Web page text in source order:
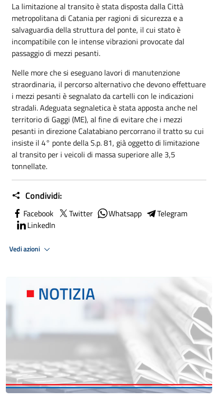
La limitazione al transito è stata disposta dalla Città
metropolitana di Catania per ragioni di sicurezza e a
salvaguardia della struttura del ponte, il cui stato è
incompatibile con le intense vibrazioni provocate dal
passaggio di mezzi pesanti.
Nelle more che si eseguano lavori di manutenzione
straordinaria, il percorso alternativo che devono effettuare
i mezzi pesanti è segnalato da cartelli con le indicazioni
stradali. Adeguata segnaletica è stata apposta anche nel
territorio di Gaggi (ME), al fine di evitare che i mezzi
pesanti in direzione Calatabiano percorrano il tratto su cui
insiste il 4° ponte della S.p. 81, già oggetto di limitazione
al transito per i veicoli di massa superiore alle 3,5
tonnellate.
Condividi:
Facebook Twitter Whatsapp
Telegram
LinkedIn
Vedi azioni